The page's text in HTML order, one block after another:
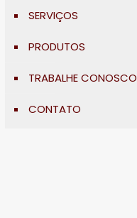
SERVIÇOS
PRODUTOS
TRABALHE CONOSCO
CONTATO